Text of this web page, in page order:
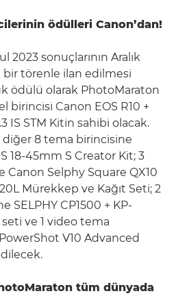
ödülleri Canon’dan!
sonuçlarının Aralık
bir törenle ilan edilmesi
ödülü olarak PhotoMaraton
birincisi Canon EOS R10 +
IS STM Kitin sahibi olacak.
8 tema birincisine
18-45mm S Creator Kit; 3
Selphy Square QX10
20L Mürekkep ve Kağıt Seti; 2
SELPHY CP1500 + KP-
seti ve 1 video tema
V10 Advanced
tüm dünyada